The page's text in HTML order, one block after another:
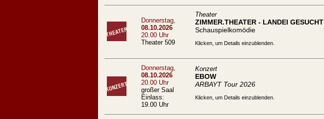
Donnerstag,
08.10.2026
20.00 Uhr
Theater 509
Theater
ZIMMER.THEATER - LANDEI GESUCHT
Schauspielkomödie
Klicken, um Details einzublenden.
Donnerstag,
08.10.2026
20.00 Uhr
großer Saal
Einlass:
19.00 Uhr
Konzert
EBOW
ARBAYT Tour 2026
Klicken, um Details einzublenden.